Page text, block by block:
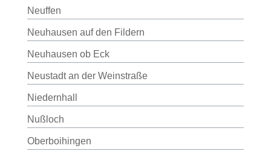
Neuffen
Neuhausen auf den Fildern
Neuhausen ob Eck
Neustadt an der Weinstraße
Niedernhall
Nußloch
Oberboihingen